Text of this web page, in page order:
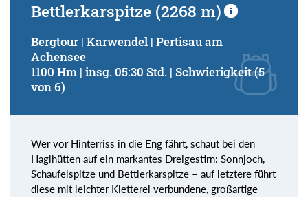
Bettlerkarspitze (2268 m)
Bergtour | Karwendel | Pertisau am
Achensee
1100 Hm | insg. 05:30 Std. | Schwierigkeit (5
von 6)
Wer vor Hinterriss in die Eng fährt, schaut bei den
Haglhütten auf ein markantes Dreigestirn: Sonnjoch,
Schaufelspitze und Bettlerkarspitze – auf letztere führt
diese mit leichter Kletterei verbundene, großartige